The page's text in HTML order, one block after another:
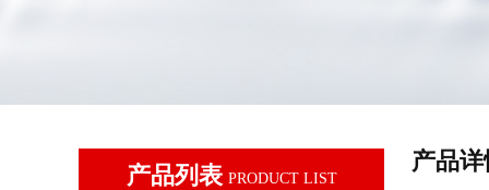
产品列表 PRODUCT LIST
产品